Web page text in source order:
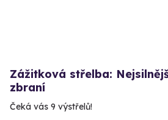
Zážitková střelba:
zbraní
Čeká vás 9 výstřelů!